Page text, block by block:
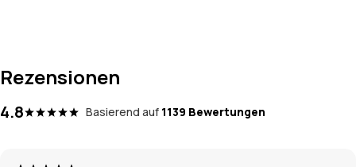
Rezensionen
4.8 Basierend auf 1139 Bewertungen